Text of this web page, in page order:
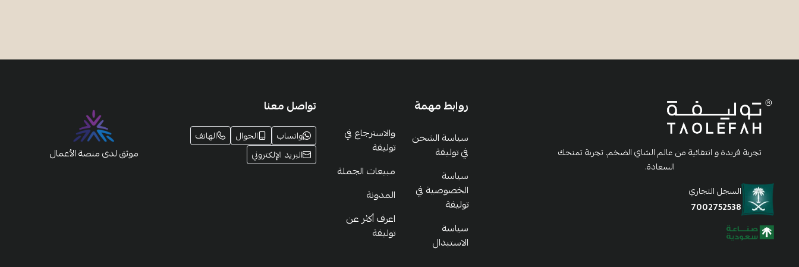
تجربة فريدة و انتقائية من عالم الشاي الضخم. تجربة تمنحك
السعادة.
السجل التجاري
7002752538
روابط مهمة
سياسة الشحن
في توليفة
سياسة
الخصوصية في
توليفة
سياسة
الاستبدال
والاسترجاع في
توليفة
مبيعات الجملة
المدونة
اعرف أكثر عن
توليفة
تواصل معنا
واتساب الجوال
الهاتف
البريد الإلكتروني
موثق لدى منصة الأعمال